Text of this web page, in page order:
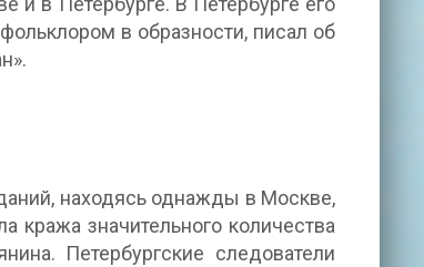
в образности, писал об
находясь однажды в Москве,
кража значительного количества
Петербургские следователи